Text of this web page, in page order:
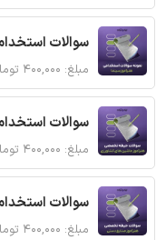
سوالات
مبلغ: ۴۰۰,۰۰۰ تومان
سوالات
مبلغ: ۴۰۰,۰۰۰ تومان
سوالات
مبلغ: ۴۰۰,۰۰۰ تومان